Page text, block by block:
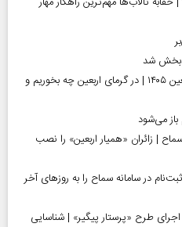
شد
توصیه‌های تغذیه‌ای برای زائران اربعین ۱۴۰۵ | در گرمای اربعین چه بخوریم و
| زائران «همیار اربعین» را نصب
۱۴۰۵ بخوانند | ثبت‌نام در سامانه سماح را به روز‌های آخر
اجرای طرح «پرستار پیگیر» | شناسایی